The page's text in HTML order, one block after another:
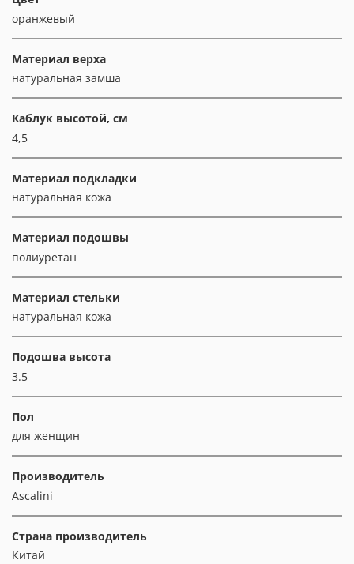
оранжевый
Материал верха
натуральная замша
Каблук высотой, см
4,5
Материал подкладки
натуральная кожа
Материал подошвы
полиуретан
Материал стельки
натуральная кожа
Подошва высота
3.5
Пол
для женщин
Производитель
Ascalini
Страна производитель
Китай